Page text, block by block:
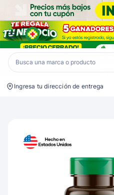
Inkafarma
Ingresa tu dirección de entrega